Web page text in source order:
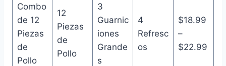
Combo
de 12
Piezas
de
Pollo
12
Piezas
de
Pollo
3
Guarnic
iones
Grande
s
4
Refresc
os
$18.99
–
$22.99